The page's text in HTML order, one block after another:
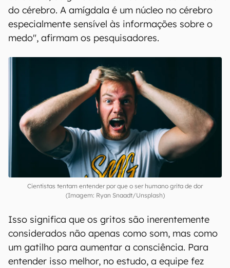
do cérebro. A amígdala é um núcleo no cérebro
especialmente sensível às informações sobre o
medo", afirmam os pesquisadores.
Cientistas tentam entender por que o ser humano grita de dor
(Imagem: Ryan Snaadt/Unsplash)
Isso significa que os gritos são inerentemente
considerados não apenas como som, mas como
um gatilho para aumentar a consciência. Para
entender isso melhor, no estudo, a equipe fez